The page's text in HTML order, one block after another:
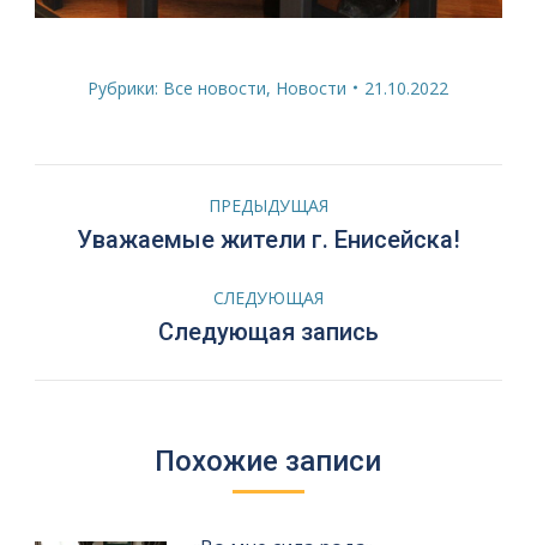
Рубрики: Все новости, Новости 21.10.2022
Навигация
по
ПРЕДЫДУЩАЯ
Предыдущая
Уважаемые жители г. Енисейска!
СЛЕДУЮЩАЯ
Следующая
Следующая запись
Похожие записи